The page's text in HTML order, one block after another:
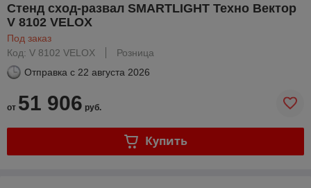
Стенд сход-развал SMARTLIGHT Техно Вектор
V 8102 VELOX
Под заказ
Код: V 8102 VELOX
Розница
Отправка с 22 августа 2026
от 51 906 руб.
Купить